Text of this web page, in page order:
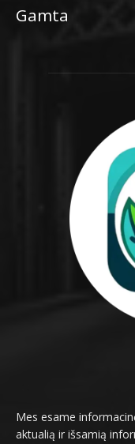
Gamta
Mes esame
aktualią ir išsamią